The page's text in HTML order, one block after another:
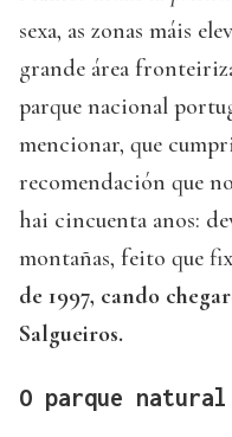
sexa, as zonas máis
grande área
parque nacional
mencionar, que
recomendación que
hai cincuenta anos:
montañas, feito que
de 1997, cando
Salgueiros.
O parque natural